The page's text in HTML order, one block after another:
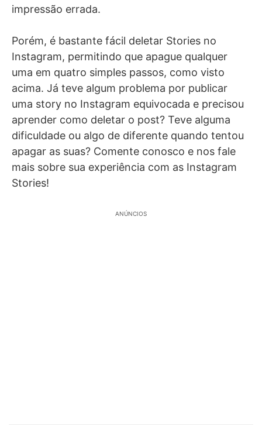
impressão errada.
Porém, é bastante fácil deletar Stories no
Instagram, permitindo que apague qualquer
uma em quatro simples passos, como visto
acima. Já teve algum problema por publicar
uma story no Instagram equivocada e precisou
aprender como deletar o post? Teve alguma
dificuldade ou algo de diferente quando tentou
apagar as suas? Comente conosco e nos fale
mais sobre sua experiência com as Instagram
Stories!
ANÚNCIOS